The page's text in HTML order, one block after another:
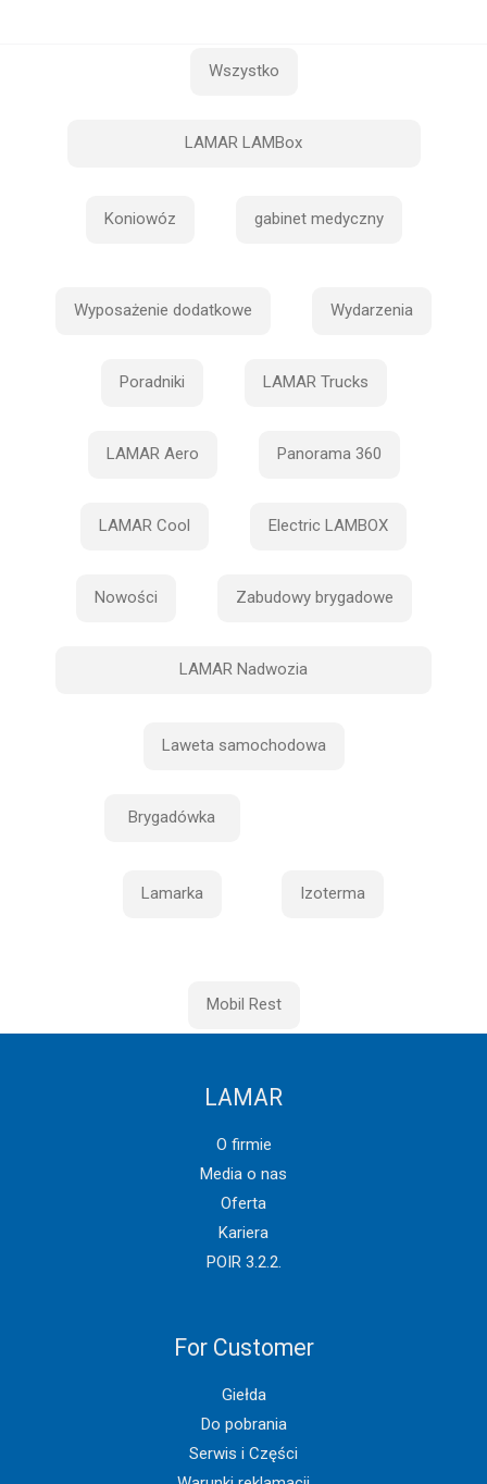
Wszystko
LAMAR LAMBox
Koniowóz gabinet medyczny
Wyposażenie dodatkowe Wydarzenia
Poradniki LAMAR Trucks
LAMAR Aero Panorama 360
LAMAR Cool Electric LAMBOX
Nowości Zabudowy brygadowe
LAMAR Nadwozia
Laweta samochodowa
Brygadówka
Lamarka Izoterma
Mobil Rest
LAMAR
O firmie
Media o nas
Oferta
Kariera
POIR 3.2.2.
For Customer
Giełda
Do pobrania
Serwis i Części